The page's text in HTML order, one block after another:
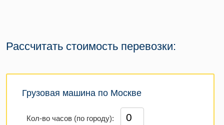
Рассчитать стоимость перевозки:
Грузовая машина по Москве
Кол-во часов (по городу):